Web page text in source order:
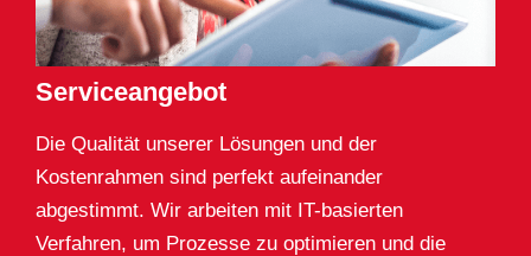
Serviceangebot
Die Qualität unserer Lösungen und der
Kostenrahmen sind perfekt aufeinander
abgestimmt. Wir arbeiten mit IT-basierten
Verfahren, um Prozesse zu optimieren und die